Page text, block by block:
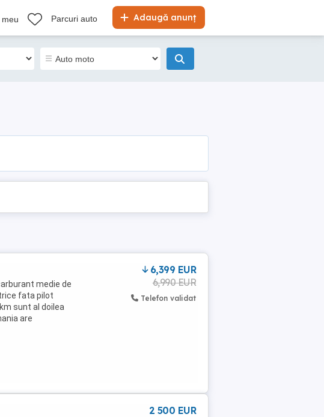
Adaugă anunț
Parcuri auto
medie de
fata pilot
sunt al doilea
are
6,399 EUR
6,990 EUR
Telefon validat
2 500 EUR